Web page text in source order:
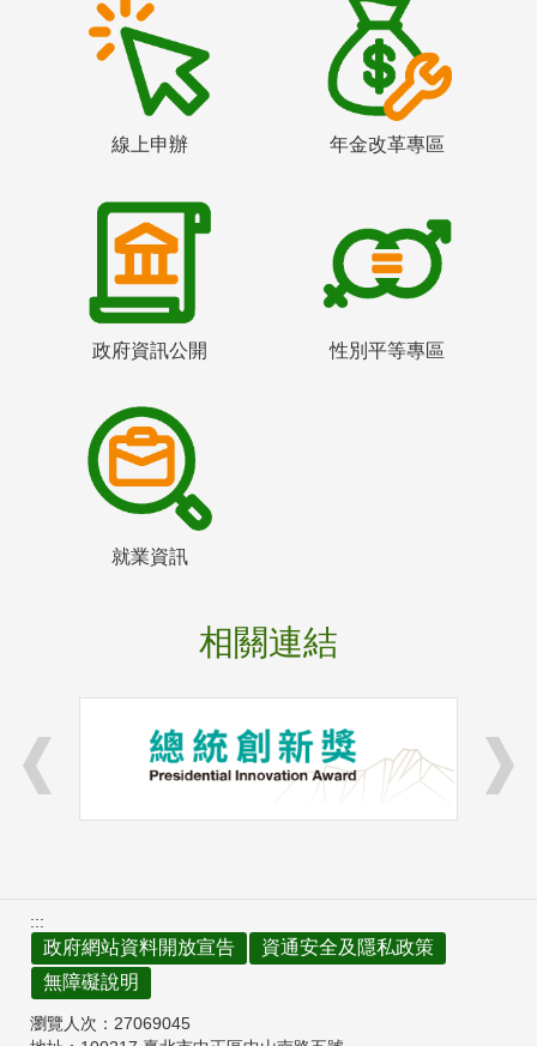
線上申辦 年金改革專區
政府資訊公開 性別平等專區
就業資訊
相關連結
:::
政府網站資料開放宣告
資通安全及隱私政策
無障礙說明
瀏覽人次： 27069045